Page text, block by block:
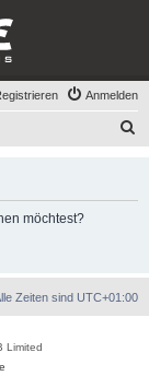
Anmelden
h
möchtest?
Zeiten sind UTC+01:00
Limited